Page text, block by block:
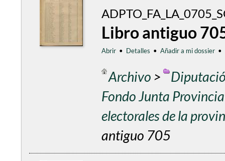
Libro antiguo
Abrir • Detalles • Añadir a mi dossier •
Archivo >
Fondo Junta
electorales de la
antiguo 705